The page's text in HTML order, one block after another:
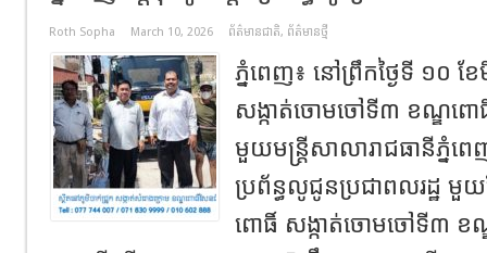
Roth Sopha March 10, 2026 ព័ត៌មានជាតិ, ព័ត៌មានថ្មី
ភ្នំពេញ៖ នៅព្រឹកថ្ងៃទី ១០ ខែ
សង្កាត់ចោមចៅទី៣ ខណ្ឌព
មួយមន្ត្រីសាលារាជធានីភ្នំពេ
ប្រព័ន្ធលូជូនប្រជាពលរដ្ឋ មួយ
ពោធិ៍ សង្កាត់ចោមចៅទី៣ ខ